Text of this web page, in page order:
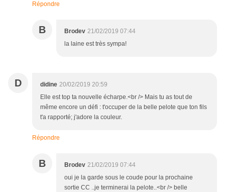
Répondre
B Brodev 21/02/2019 07:44
la laine est très sympa!
D didine 20/02/2019 20:59
Elle est top ta nouvelle écharpe.<br /> Mais tu as tout de
même encore un défi : t'occuper de la belle pelote que ton fils
t'a rapporté; j'adore la couleur.
Répondre
B Brodev 21/02/2019 07:44
oui je la garde sous le coude pour la prochaine
sortie CC ..je terminerai la pelote..<br /> belle